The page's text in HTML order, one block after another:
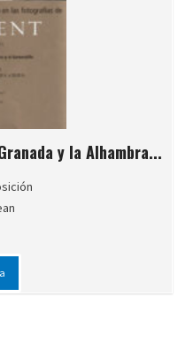
y la Alhambra...